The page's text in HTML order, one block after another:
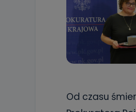
Od czasu